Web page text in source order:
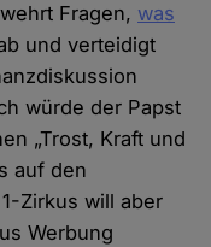
Fragen, was
und verteidigt
würde der Papst
„Trost, Kraft und
auf den
Zirkus will aber
Werbung